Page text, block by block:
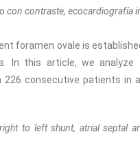
con contraste, ecocardiografía
foramen ovale is
In this article, we
226 consecutive patients
to left shunt, atrial septal